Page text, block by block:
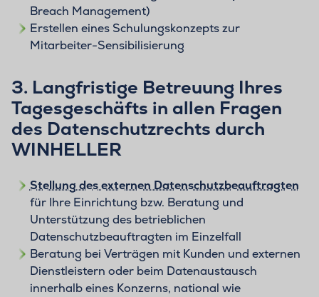
Breach Management)
Erstellen eines Schulungskonzepts zur
Mitarbeiter-Sensibilisierung
3. Langfristige Betreuung Ihres
Tagesgeschäfts in allen Fragen
des Datenschutzrechts durch
WINHELLER
Stellung des externen Datenschutzbeauftragten
für Ihre Einrichtung bzw. Beratung und
Unterstützung des betrieblichen
Datenschutzbeauftragten im Einzelfall
Beratung bei Verträgen mit Kunden und externen
Dienstleistern oder beim Datenaustausch
innerhalb eines Konzerns, national wie